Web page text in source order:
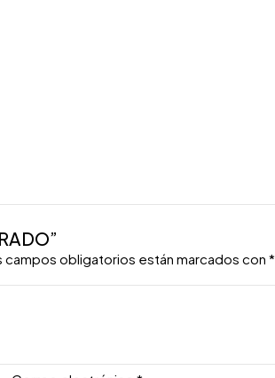
campos obligatorios están marcados con*